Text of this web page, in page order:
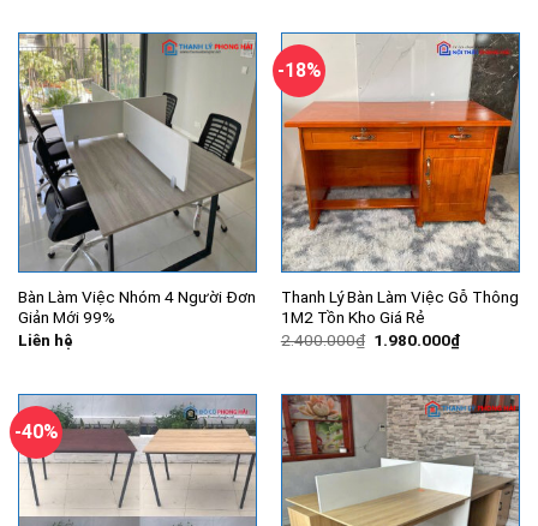
2.850.000₫.
Bàn Làm Việc Nhóm 4 Người Đơn
Giản Mới 99%
Liên hệ
-18%
Thanh Lý Bàn Làm Việc Gỗ Thông
1M2 Tồn Kho Giá Rẻ
2.400.000₫ Giá
1.980.000₫Giá
hiện
-40%